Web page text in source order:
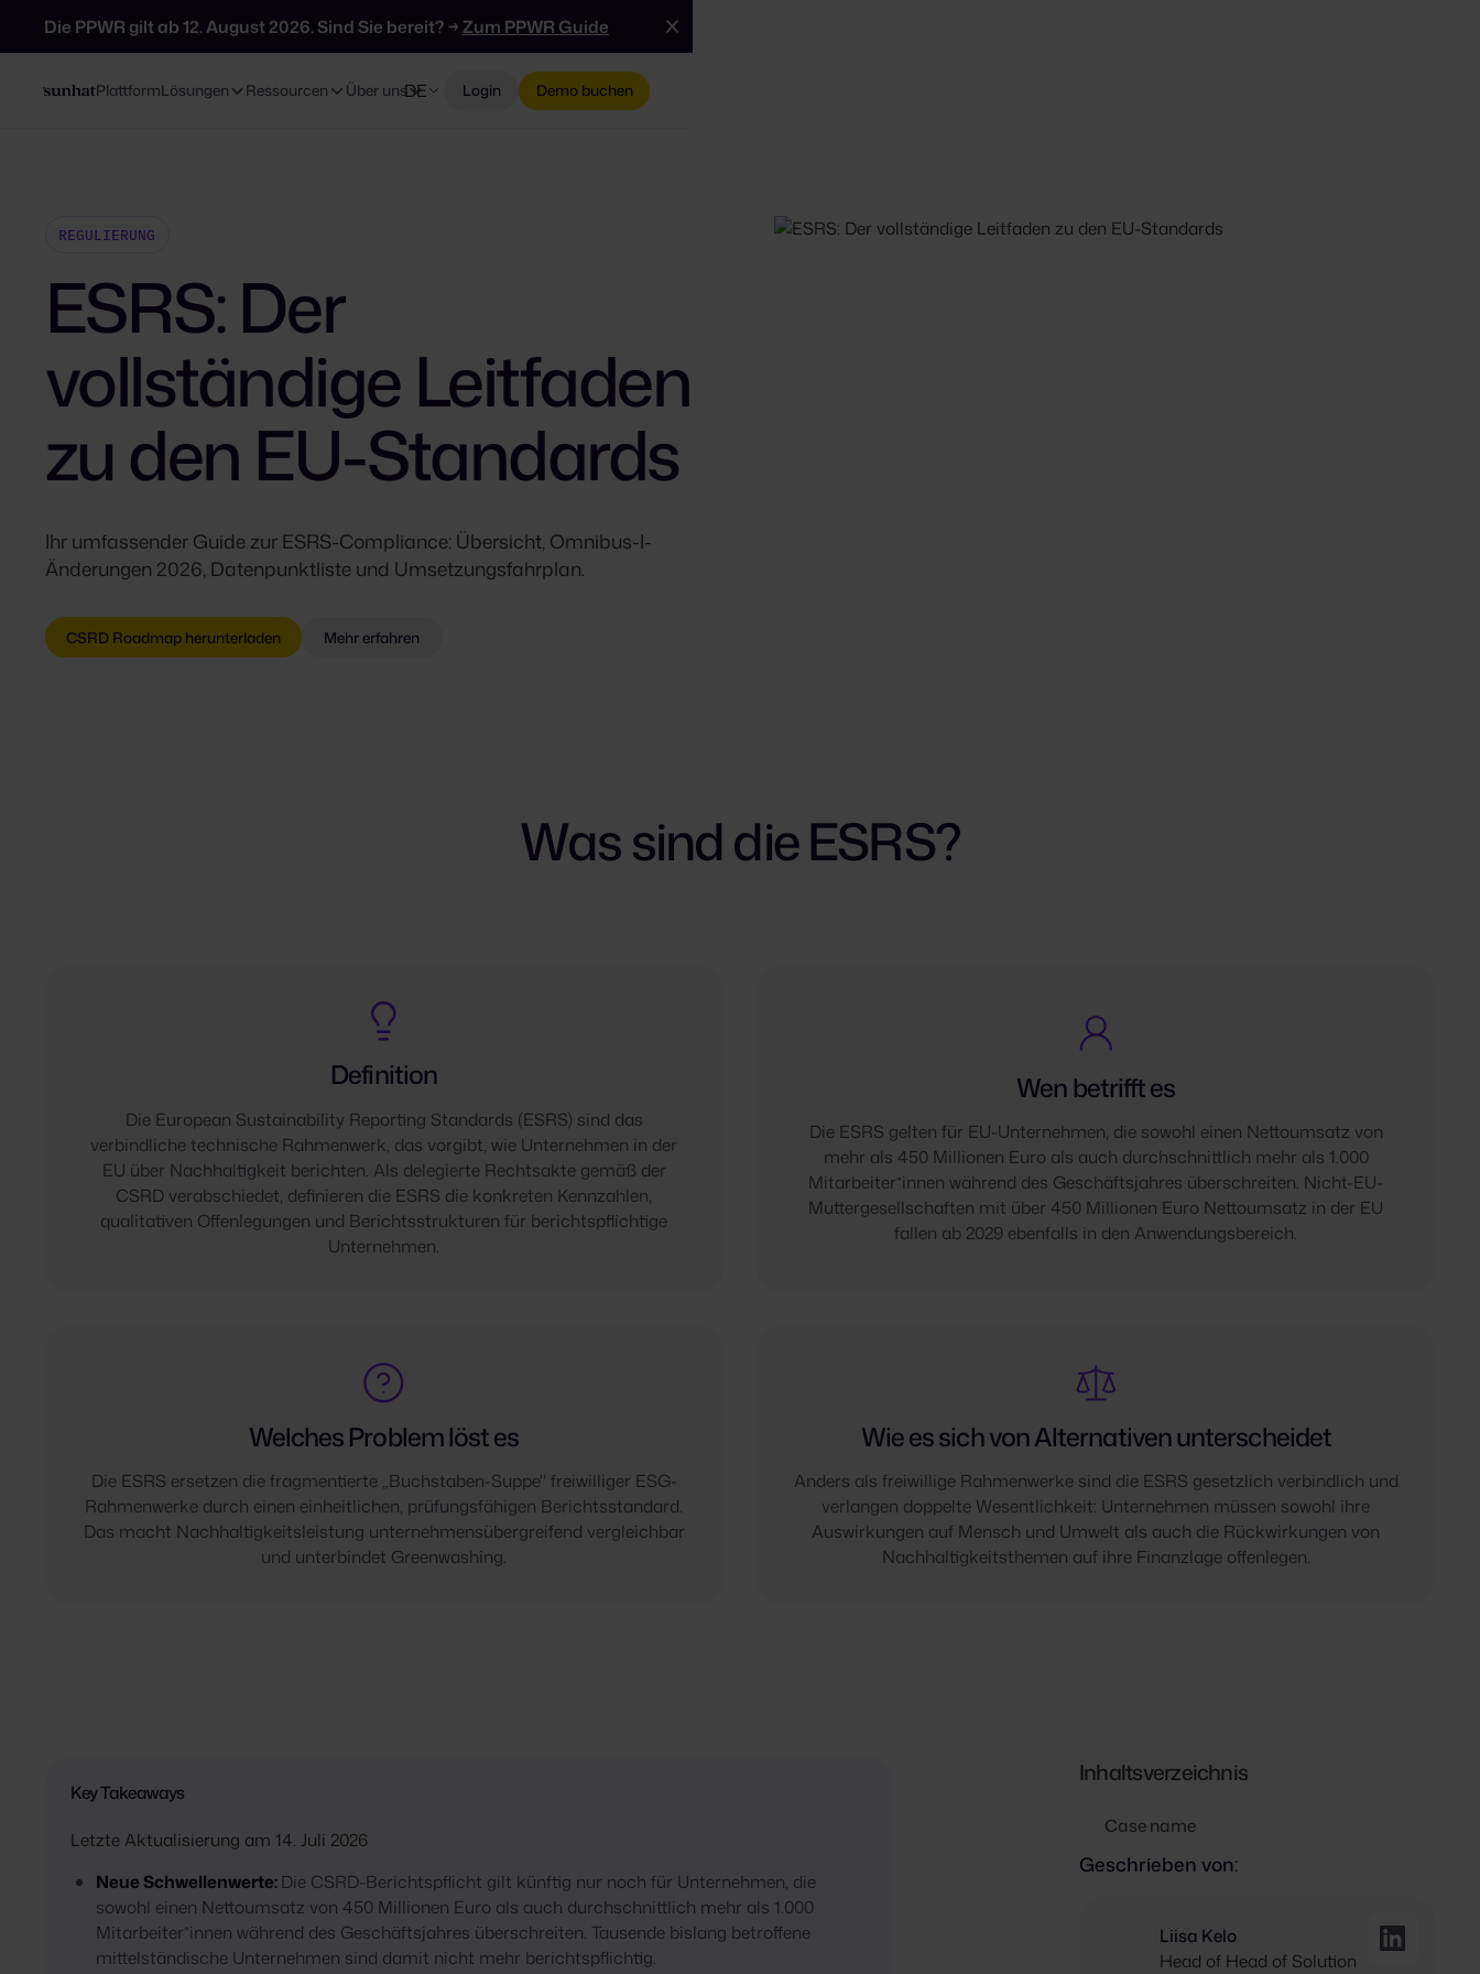
Die PPWR gilt ab 12. August 2026. Sind Sie bereit? →Zum PPWR Guide
PlattformLösungen Ressourcen Über unsDE Login Demo buchen
REGULIERUNG
ESRS: Der
vollständige Leitfaden
zu den EU-Standards
Ihr umfassender Guide zur ESRS-Compliance: Übersicht, Omnibus-I-
Änderungen 2026, Datenpunktliste und Umsetzungsfahrplan.
CSRD Roadmap herunterladen Mehr erfahren
Was sind die ESRS?
Definition
Die European Sustainability Reporting Standards (ESRS) sind das
verbindliche technische Rahmenwerk, das vorgibt, wie Unternehmen in der
EU über Nachhaltigkeit berichten. Als delegierte Rechtsakte gemäß der
CSRD verabschiedet, definieren die ESRS die konkreten Kennzahlen,
qualitativen Offenlegungen und Berichtsstrukturen für berichtspflichtige
Unternehmen.
Wen betrifft es
Die ESRS gelten für EU-Unternehmen, die sowohl einen Nettoumsatz von
mehr als 450 Millionen Euro als auch durchschnittlich mehr als 1.000
Mitarbeiter*innen während des Geschäftsjahres überschreiten. Nicht-EU-
Muttergesellschaften mit über 450 Millionen Euro Nettoumsatz in der EU
fallen ab 2029 ebenfalls in den Anwendungsbereich.
Welches Problem löst es
Die ESRS ersetzen die fragmentierte „Buchstaben-Suppe" freiwilliger ESG-
Rahmenwerke durch einen einheitlichen, prüfungsfähigen Berichtsstandard.
Das macht Nachhaltigkeitsleistung unternehmensübergreifend vergleichbar
und unterbindet Greenwashing.
Wie es sich von Alternativen unterscheidet
Anders als freiwillige Rahmenwerke sind die ESRS gesetzlich verbindlich und
verlangen doppelte Wesentlichkeit: Unternehmen müssen sowohl ihre
Auswirkungen auf Mensch und Umwelt als auch die Rückwirkungen von
Nachhaltigkeitsthemen auf ihre Finanzlage offenlegen.
Key Takeaways
Letzte Aktualisierung am 14. Juli 2026
Neue Schwellenwerte:Die CSRD-Berichtspflicht gilt künftig nur noch für Unternehmen, die
sowohl einen Nettoumsatz von 450 Millionen Euro als auch durchschnittlich mehr als 1.000
Mitarbeiter*innen während des Geschäftsjahres überschreiten. Tausende bislang betroffene
mittelständische Unternehmen sind damit nicht mehr berichtspflichtig.
Inhaltsverzeichnis
Case name
Geschrieben von:
Liisa Kelo
Head of Head of Solution